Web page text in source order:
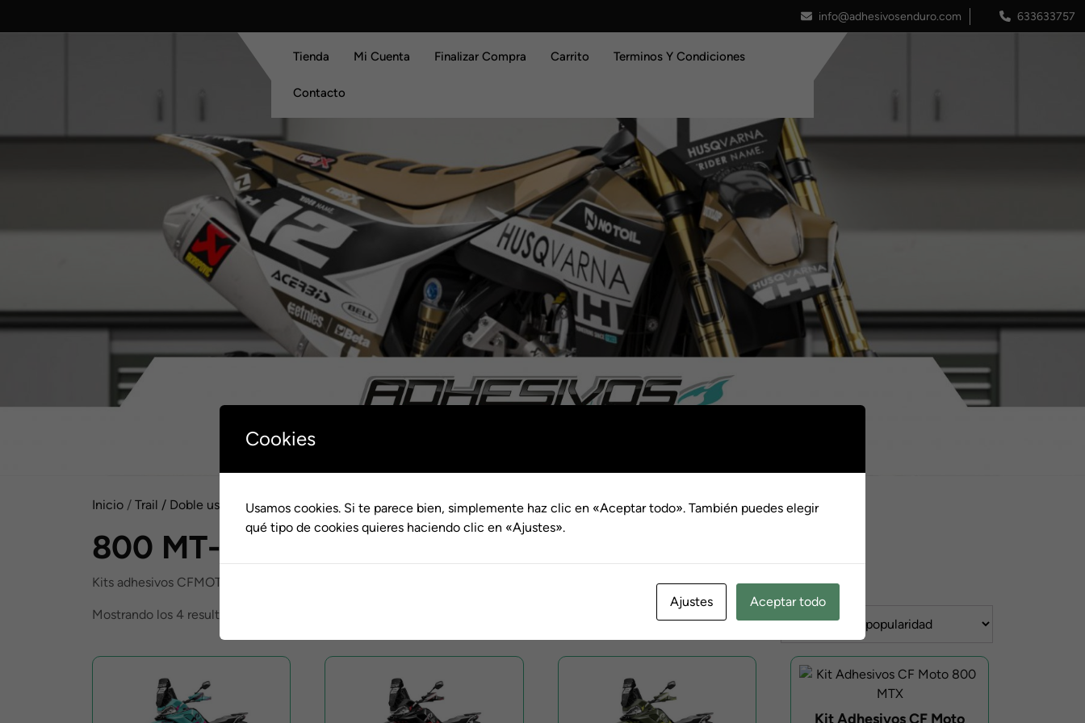
info@adhesivosenduro.com 633633757
Tienda Mi Cuenta Finalizar Compra Carrito Terminos Y Condiciones
Contacto
Inicio / Trail / Doble uso / Carretera /CF Moto / 800 MT-X
800 MT-X
Kits adhesivos CFMOTO CF MOTO 800 MT-X MTX
Mostrando los 4 resultados
popularidad
Kit Adhesivos CF Moto
Cookies
Usamos cookies. Si te parece bien, simplemente haz clic en «Aceptar todo». También puedes elegir
qué tipo de cookies quieres haciendo clic en «Ajustes».
Ajustes Aceptar todo